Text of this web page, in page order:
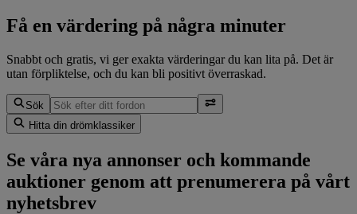
Få en värdering på några minuter
Snabbt och gratis, vi ger exakta värderingar du kan lita på. Det är
utan förpliktelse, och du kan bli positivt överraskad.
Sök
Hitta din drömklassiker
Se våra nya annonser och kommande
auktioner genom att prenumerera på vårt
nyhetsbrev